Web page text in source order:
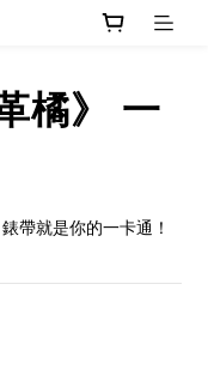
橘》 一
帶就是你的一卡通！